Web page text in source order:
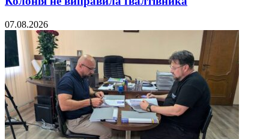
07.08.2026